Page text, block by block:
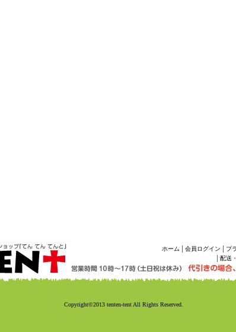
ホーム | 会員ログイン | プ
| 配送
Copyright©2013 tenten-tent All Rights Reserved.